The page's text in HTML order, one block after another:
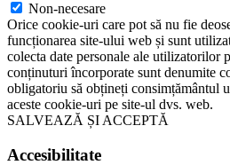
Non-necesare
Orice cookie-uri care pot să nu fie
funcționarea site-ului web și sunt
colecta date personale ale utilizatorilor
conținuturi încorporate sunt denumite
obligatoriu să obțineți consimțământul
aceste cookie-uri pe site-ul dvs. web.
SALVEAZĂ ȘI ACCEPTĂ
Accesibilitate